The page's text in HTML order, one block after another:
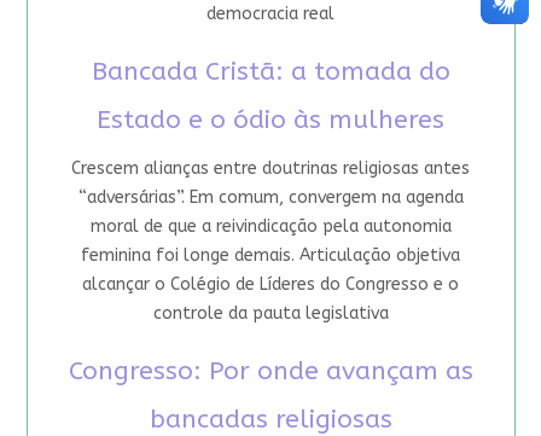
democracia real
Bancada Cristã: a tomada do
Estado e o ódio às mulheres
Crescem alianças entre doutrinas religiosas antes
“adversárias”. Em comum, convergem na agenda
moral de que a reivindicação pela autonomia
feminina foi longe demais. Articulação objetiva
alcançar o Colégio de Líderes do Congresso e o
controle da pauta legislativa
Congresso: Por onde avançam as
bancadas religiosas